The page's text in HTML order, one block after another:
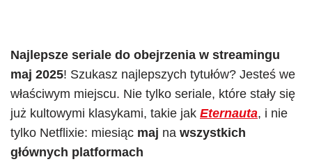
Najlepsze seriale do obejrzenia w streamingu
maj 2025! Szukasz najlepszych tytułów? Jesteś we
właściwym miejscu. Nie tylko seriale, które stały się
już kultowymi klasykami, takie jak Eternauta, i nie
tylko Netflixie: miesiąc maj na wszystkich
głównych platformach